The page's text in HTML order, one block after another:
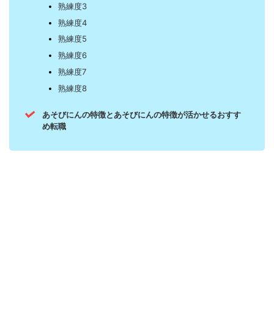
熟練度3
熟練度4
熟練度5
熟練度6
熟練度7
熟練度8
あそびにんの特徴とあそびにんの特徴が活かせるおすす
め転職